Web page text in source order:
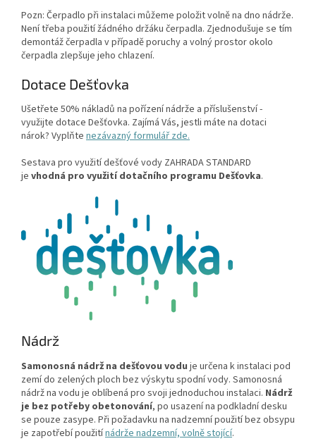
Pozn: Čerpadlo při instalaci můžeme položit volně na dno nádrže.
Není třeba použití žádného držáku čerpadla. Zjednodušuje se tím
demontáž čerpadla v případě poruchy a volný prostor okolo
čerpadla zlepšuje jeho chlazení.
Dotace Dešťovka
Ušetřete 50% nákladů na pořízení nádrže a příslušenství -
využijte dotace Dešťovka. Zajímá Vás, jestli máte na dotaci
nárok? Vyplňte nezávazný formulář zde.
Sestava pro využití dešťové vody ZAHRADA STANDARD
je vhodná pro využití dotačního programu Dešťovka.
Nádrž
Samonosná nádrž na dešťovou vodu je určena k instalaci pod
zemí do zelených ploch bez výskytu spodní vody. Samonosná
nádrž na vodu je oblíbená pro svoji jednoduchou instalaci. Nádrž
je bez potřeby obetonování, po usazení na podkladní desku
se pouze zasype. Při požadavku na nadzemní použití bez obsypu
je zapotřebí použitínádrže nadzemní, volně stojící.